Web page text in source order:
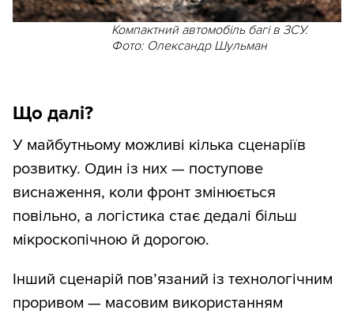
Компактний автомобіль багі в ЗСУ.
Фото: Олександр Шульман
Що далі?
У майбутньому можливі кілька сценаріїв
розвитку. Один із них — поступове
виснаження, коли фронт змінюється
повільно, а логістика стає дедалі більш
мікроскопічною й дорогою.
Інший сценарій пов’язаний із технологічним
проривом — масовим використанням